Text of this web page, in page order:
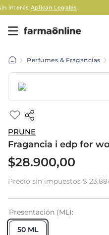
Legales
Perfumes & Fragancias
PRUNE
Fragancia i edp for
$28.900,00
Precio sin impuestos $
Presentación (ML)
50 ML